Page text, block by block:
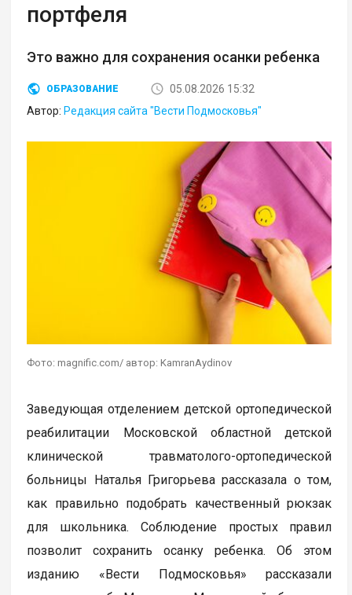
портфеля
Это важно для сохранения осанки ребенка
ОБРАЗОВАНИЕ
05.08.2026 15:32
Автор: Редакция сайта "Вести Подмосковья"
Фото: magnific.com/ автор: KamranAydinov
Заведующая отделением детской ортопедической
реабилитации Московской областной детской
клинической травматолого-ортопедической
больницы Наталья Григорьева рассказала о том,
как правильно подобрать качественный рюкзак
для школьника. Соблюдение простых правил
позволит сохранить осанку ребенка. Об этом
изданию «Вести Подмосковья» рассказали